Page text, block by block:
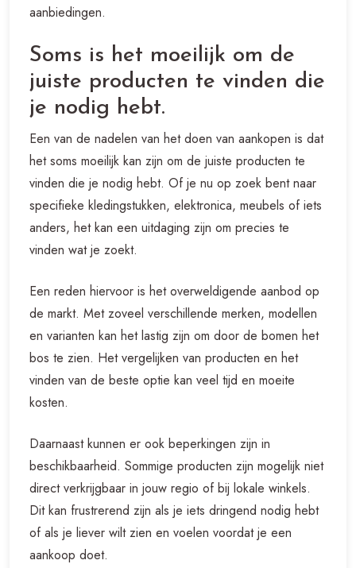
aanbiedingen.
Soms is het moeilijk om de
juiste producten te vinden die
je nodig hebt.
Een van de nadelen van het doen van aankopen is dat
het soms moeilijk kan zijn om de juiste producten te
vinden die je nodig hebt. Of je nu op zoek bent naar
specifieke kledingstukken, elektronica, meubels of iets
anders, het kan een uitdaging zijn om precies te
vinden wat je zoekt.
Een reden hiervoor is het overweldigende aanbod op
de markt. Met zoveel verschillende merken, modellen
en varianten kan het lastig zijn om door de bomen het
bos te zien. Het vergelijken van producten en het
vinden van de beste optie kan veel tijd en moeite
kosten.
Daarnaast kunnen er ook beperkingen zijn in
beschikbaarheid. Sommige producten zijn mogelijk niet
direct verkrijgbaar in jouw regio of bij lokale winkels.
Dit kan frustrerend zijn als je iets dringend nodig hebt
of als je liever wilt zien en voelen voordat je een
aankoop doet.